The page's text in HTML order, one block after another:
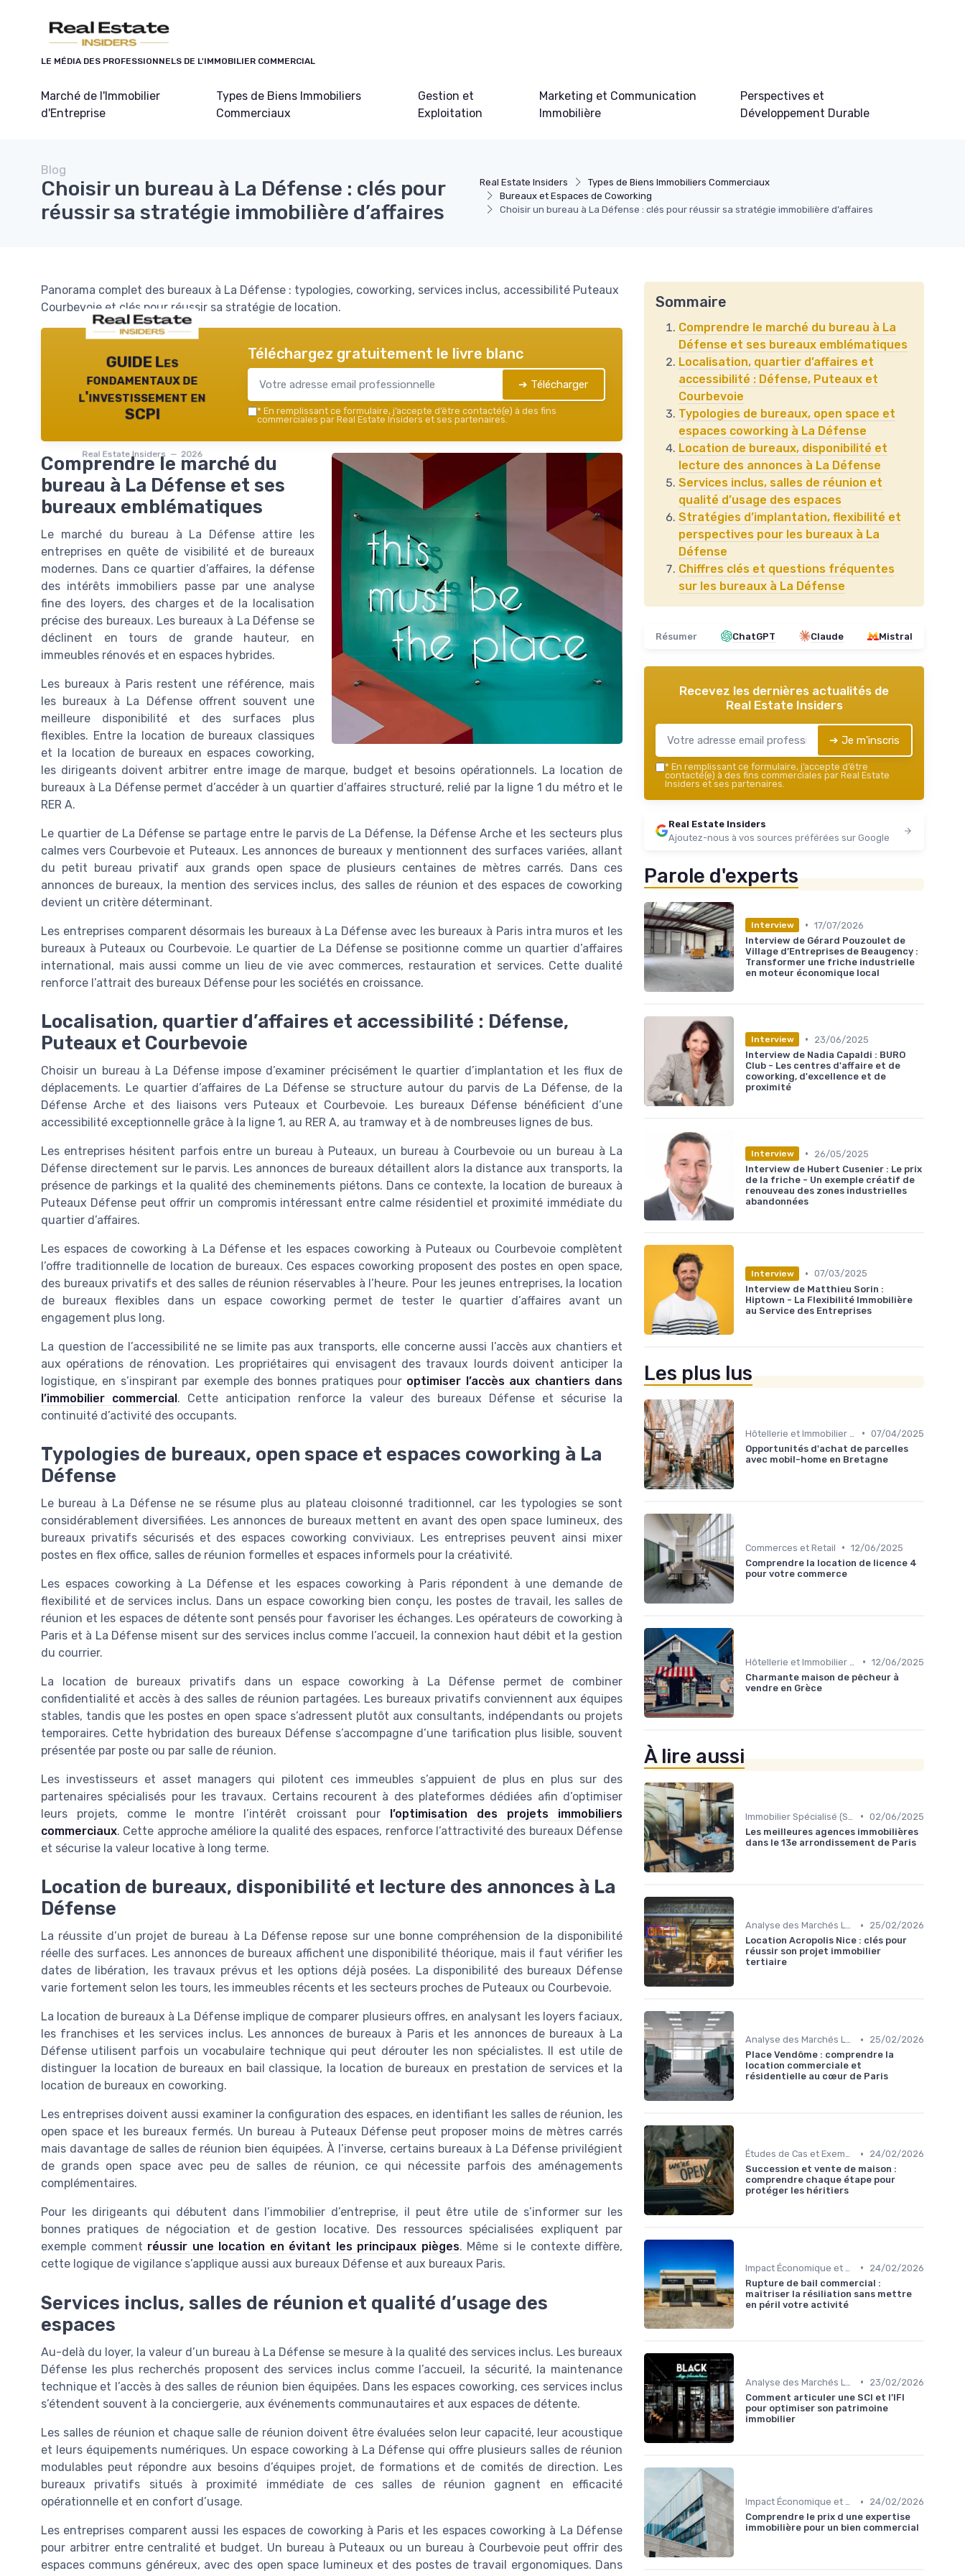
LE MÉDIA DES PROFESSIONNELS DE L'IMMOBILIER COMMERCIAL
Marché de l'Immobilier
d'Entreprise
Types de Biens Immobiliers
Commerciaux
Gestion et
Exploitation
Marketing et Communication
Immobilière
Perspectives et
Développement Durable
Real Estate Insiders
Types de Biens Immobiliers Commerciaux
Bureaux et Espaces de Coworking
Choisir un bureau à La Défense : clés pour réussir sa stratégie immobilière d’affaires
Blog
Choisir un bureau à La Défense : clés pour
réussir sa stratégie immobilière d’affaires
Panorama complet des bureaux à La Défense : typologies, coworking, services inclus, accessibilité Puteaux
Courbevoie et clés pour réussir sa stratégie de location.
GUIDE Les
fondamentaux de
l'investissement en
SCPI
Real Estate Insiders — 2026
Téléchargez gratuitement le livre blanc
➔ Télécharger
* En remplissant ce formulaire, j’accepte d’être contacté(e) à des fins
commerciales par Real Estate Insiders et ses partenaires.
Comprendre le marché du
bureau à La Défense et ses
bureaux emblématiques
Le marché du bureau à La Défense attire les
entreprises en quête de visibilité et de bureaux
modernes. Dans ce quartier d’affaires, la défense
des intérêts immobiliers passe par une analyse
fine des loyers, des charges et de la localisation
précise des bureaux. Les bureaux à La Défense se
déclinent en tours de grande hauteur, en
immeubles rénovés et en espaces hybrides.
Les bureaux à Paris restent une référence, mais
les bureaux à La Défense offrent souvent une
meilleure disponibilité et des surfaces plus
flexibles. Entre la location de bureaux classiques
et la location de bureaux en espaces coworking,
les dirigeants doivent arbitrer entre image de marque, budget et besoins opérationnels. La location de
bureaux à La Défense permet d’accéder à un quartier d’affaires structuré, relié par la ligne 1 du métro et le
RER A.
Le quartier de La Défense se partage entre le parvis de La Défense, la Défense Arche et les secteurs plus
calmes vers Courbevoie et Puteaux. Les annonces de bureaux y mentionnent des surfaces variées, allant
du petit bureau privatif aux grands open space de plusieurs centaines de mètres carrés. Dans ces
annonces de bureaux, la mention des services inclus, des salles de réunion et des espaces de coworking
devient un critère déterminant.
Les entreprises comparent désormais les bureaux à La Défense avec les bureaux à Paris intra muros et les
bureaux à Puteaux ou Courbevoie. Le quartier de La Défense se positionne comme un quartier d’affaires
international, mais aussi comme un lieu de vie avec commerces, restauration et services. Cette dualité
renforce l’attrait des bureaux Défense pour les sociétés en croissance.
Localisation, quartier d’affaires et accessibilité : Défense,
Puteaux et Courbevoie
Choisir un bureau à La Défense impose d’examiner précisément le quartier d’implantation et les flux de
déplacements. Le quartier d’affaires de La Défense se structure autour du parvis de La Défense, de la
Défense Arche et des liaisons vers Puteaux et Courbevoie. Les bureaux Défense bénéficient d’une
accessibilité exceptionnelle grâce à la ligne 1, au RER A, au tramway et à de nombreuses lignes de bus.
Les entreprises hésitent parfois entre un bureau à Puteaux, un bureau à Courbevoie ou un bureau à La
Défense directement sur le parvis. Les annonces de bureaux détaillent alors la distance aux transports, la
présence de parkings et la qualité des cheminements piétons. Dans ce contexte, la location de bureaux à
Puteaux Défense peut offrir un compromis intéressant entre calme résidentiel et proximité immédiate du
quartier d’affaires.
Les espaces de coworking à La Défense et les espaces coworking à Puteaux ou Courbevoie complètent
l’offre traditionnelle de location de bureaux. Ces espaces coworking proposent des postes en open space,
des bureaux privatifs et des salles de réunion réservables à l’heure. Pour les jeunes entreprises, la location
de bureaux flexibles dans un espace coworking permet de tester le quartier d’affaires avant un
engagement plus long.
La question de l’accessibilité ne se limite pas aux transports, elle concerne aussi l’accès aux chantiers et
aux opérations de rénovation. Les propriétaires qui envisagent des travaux lourds doivent anticiper la
logistique, en s’inspirant par exemple des bonnes pratiques pour optimiser l’accès aux chantiers dans
l’immobilier commercial. Cette anticipation renforce la valeur des bureaux Défense et sécurise la
continuité d’activité des occupants.
Typologies de bureaux, open space et espaces coworking à La
Défense
Le bureau à La Défense ne se résume plus au plateau cloisonné traditionnel, car les typologies se sont
considérablement diversifiées. Les annonces de bureaux mettent en avant des open space lumineux, des
bureaux privatifs sécurisés et des espaces coworking conviviaux. Les entreprises peuvent ainsi mixer
postes en flex office, salles de réunion formelles et espaces informels pour la créativité.
Les espaces coworking à La Défense et les espaces coworking à Paris répondent à une demande de
flexibilité et de services inclus. Dans un espace coworking bien conçu, les postes de travail, les salles de
réunion et les espaces de détente sont pensés pour favoriser les échanges. Les opérateurs de coworking à
Paris et à La Défense misent sur des services inclus comme l’accueil, la connexion haut débit et la gestion
du courrier.
La location de bureaux privatifs dans un espace coworking à La Défense permet de combiner
confidentialité et accès à des salles de réunion partagées. Les bureaux privatifs conviennent aux équipes
stables, tandis que les postes en open space s’adressent plutôt aux consultants, indépendants ou projets
temporaires. Cette hybridation des bureaux Défense s’accompagne d’une tarification plus lisible, souvent
présentée par poste ou par salle de réunion.
Les investisseurs et asset managers qui pilotent ces immeubles s’appuient de plus en plus sur des
partenaires spécialisés pour les travaux. Certains recourent à des plateformes dédiées afin d’optimiser
leurs projets, comme le montre l’intérêt croissant pour l’optimisation des projets immobiliers
commerciaux. Cette approche améliore la qualité des espaces, renforce l’attractivité des bureaux Défense
et sécurise la valeur locative à long terme.
Location de bureaux, disponibilité et lecture des annonces à La
Défense
La réussite d’un projet de bureau à La Défense repose sur une bonne compréhension de la disponibilité
réelle des surfaces. Les annonces de bureaux affichent une disponibilité théorique, mais il faut vérifier les
dates de libération, les travaux prévus et les options déjà posées. La disponibilité des bureaux Défense
varie fortement selon les tours, les immeubles récents et les secteurs proches de Puteaux ou Courbevoie.
La location de bureaux à La Défense implique de comparer plusieurs offres, en analysant les loyers faciaux,
les franchises et les services inclus. Les annonces de bureaux à Paris et les annonces de bureaux à La
Défense utilisent parfois un vocabulaire technique qui peut dérouter les non spécialistes. Il est utile de
distinguer la location de bureaux en bail classique, la location de bureaux en prestation de services et la
location de bureaux en coworking.
Les entreprises doivent aussi examiner la configuration des espaces, en identifiant les salles de réunion, les
open space et les bureaux fermés. Un bureau à Puteaux Défense peut proposer moins de mètres carrés
mais davantage de salles de réunion bien équipées. À l’inverse, certains bureaux à La Défense privilégient
de grands open space avec peu de salles de réunion, ce qui nécessite parfois des aménagements
complémentaires.
Pour les dirigeants qui débutent dans l’immobilier d’entreprise, il peut être utile de s’informer sur les
bonnes pratiques de négociation et de gestion locative. Des ressources spécialisées expliquent par
exemple comment réussir une location en évitant les principaux pièges. Même si le contexte diffère,
cette logique de vigilance s’applique aussi aux bureaux Défense et aux bureaux Paris.
Services inclus, salles de réunion et qualité d’usage des
espaces
Au-delà du loyer, la valeur d’un bureau à La Défense se mesure à la qualité des services inclus. Les bureaux
Défense les plus recherchés proposent des services inclus comme l’accueil, la sécurité, la maintenance
technique et l’accès à des salles de réunion bien équipées. Dans les espaces coworking, ces services inclus
s’étendent souvent à la conciergerie, aux événements communautaires et aux espaces de détente.
Les salles de réunion et chaque salle de réunion doivent être évaluées selon leur capacité, leur acoustique
et leurs équipements numériques. Un espace coworking à La Défense qui offre plusieurs salles de réunion
modulables peut répondre aux besoins d’équipes projet, de formations et de comités de direction. Les
bureaux privatifs situés à proximité immédiate de ces salles de réunion gagnent en efficacité
opérationnelle et en confort d’usage.
Les entreprises comparent aussi les espaces de coworking à Paris et les espaces coworking à La Défense
pour arbitrer entre centralité et budget. Un bureau à Puteaux ou un bureau à Courbevoie peut offrir des
espaces communs généreux, avec des open space lumineux et des postes de travail ergonomiques. Dans
Sommaire
Comprendre le marché du bureau à La
Défense et ses bureaux emblématiques
Localisation, quartier d’affaires et
accessibilité : Défense, Puteaux et
Courbevoie
Typologies de bureaux, open space et
espaces coworking à La Défense
Location de bureaux, disponibilité et
lecture des annonces à La Défense
Services inclus, salles de réunion et
qualité d’usage des espaces
Stratégies d’implantation, flexibilité et
perspectives pour les bureaux à La
Défense
Chiffres clés et questions fréquentes
sur les bureaux à La Défense
Résumer ChatGPT Claude Mistral
Recevez les dernières actualités de
Real Estate Insiders
➔ Je m'inscris
* En remplissant ce formulaire, j’accepte d’être
contacté(e) à des fins commerciales par Real Estate
Insiders et ses partenaires.
Real Estate Insiders
Ajoutez-nous à vos sources préférées sur Google
Parole d'experts
Interview • 17/07/2026
Interview de Gérard Pouzoulet de
Village d’Entreprises de Beaugency :
Transformer une friche industrielle
en moteur économique local
Interview •
23/06/2025
Interview de Nadia Capaldi : BURO
Club - Les centres d'affaire et de
coworking, d'excellence et de
proximité
Interview •
26/05/2025
Interview de Hubert Cusenier : Le prix
de la friche - Un exemple créatif de
renouveau des zones industrielles
abandonnées
Interview • 07/03/2025
Interview de Matthieu Sorin :
Hiptown - La Flexibilité Immobilière
au Service des Entreprises
Les plus lus
• 07/04/2025
Opportunités d'achat de parcelles
avec mobil-home en Bretagne
Commerces et Retail • 12/06/2025
Comprendre la location de licence 4
pour votre commerce
• 12/06/2025
Charmante maison de pêcheur à
vendre en Grèce
À lire aussi
• 02/06/2025
Les meilleures agences immobilières
dans le 13e arrondissement de Paris
Analyse des Marchés Locaux et Globaux •
25/02/2026
Location Acropolis Nice : clés pour
réussir son projet immobilier
tertiaire
Analyse des Marchés Locaux et Globaux •
25/02/2026
Place Vendôme : comprendre la
location commerciale et
résidentielle au cœur de Paris
Études de Cas et Exemples de Réussite •
24/02/2026
Succession et vente de maison :
comprendre chaque étape pour
protéger les héritiers
•
24/02/2026
Rupture de bail commercial :
maîtriser la résiliation sans mettre
en péril votre activité
•
23/02/2026
Comment articuler une SCI et l’IFI
pour optimiser son patrimoine
immobilier
Impact Économique et Financier •
24/02/2026
Comprendre le prix d une expertise
immobilière pour un bien commercial